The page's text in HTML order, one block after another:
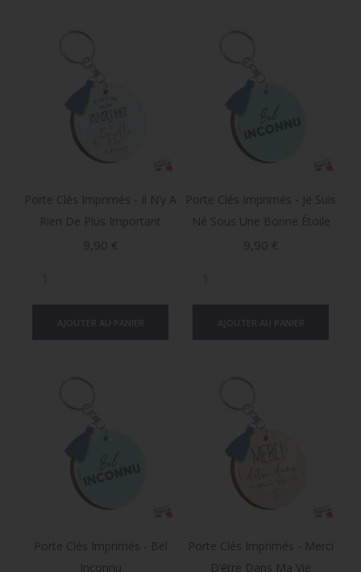
Porte Clés Imprimés - Il N’y A
Rien De Plus Important
Prix
9,90 €
Porte Clés Imprimés - Je Suis
Né Sous Une Bonne Étoile
Prix
9,90 €
Porte Clés Imprimés - Bel
Inconnu
Porte Clés Imprimés - Merci
D’être Dans Ma Vie